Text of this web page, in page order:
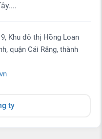
Khu đô thị Hồng Loan
quận Cái Răng, thành
ty